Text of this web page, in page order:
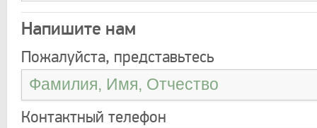
Напишите нам
Пожалуйста, представьтесь
Контактный телефон